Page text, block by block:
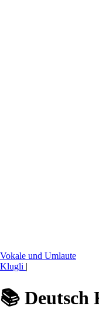
Vokale und Umlaute
Klugli |
📚 Deutsch